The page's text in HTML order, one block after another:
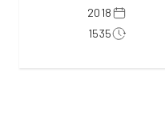
2018
1535